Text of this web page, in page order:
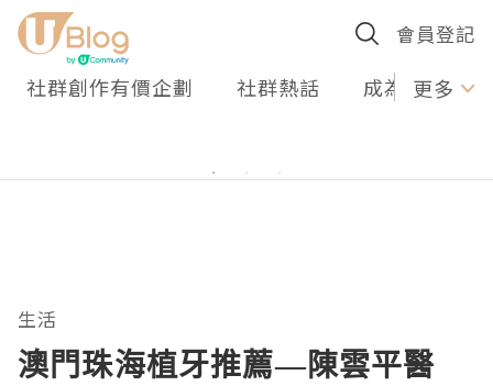
會員登記
社群創作有價企劃 社群熱話 成為U更多
生活
澳門珠海植牙推薦—陳雲平醫